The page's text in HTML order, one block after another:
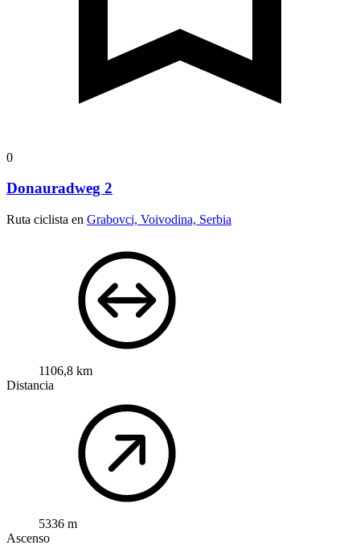
0
Donauradweg 2
Ruta ciclista en Grabovci, Voivodina, Serbia
1106,8 km
Distancia
5336 m
Ascenso